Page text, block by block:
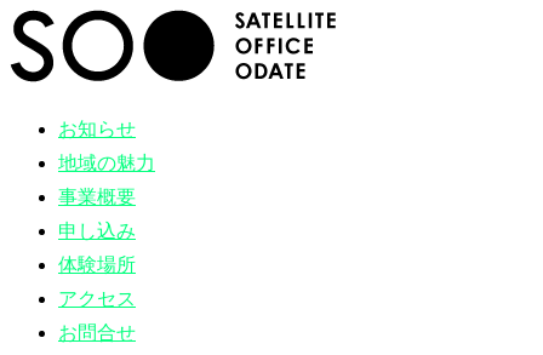
お知らせ
地域の魅力
事業概要
申し込み
体験場所
アクセス
お問合せ